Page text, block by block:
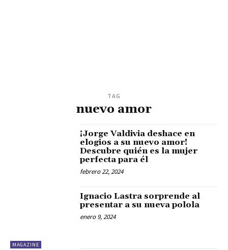
TAG
nuevo amor
¡Jorge Valdivia deshace en
elogios a su nuevo amor!
Descubre quién es la mujer
perfecta para él
febrero 22, 2024
MAGAZINE
Ignacio Lastra sorprende al
presentar a su nueva polola
enero 9, 2024